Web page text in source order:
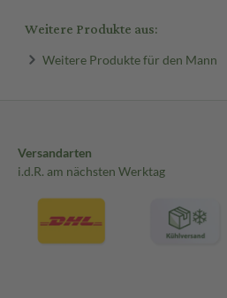
Weitere Produkte aus:
Weitere Produkte für den Mann
Versandarten
i.d.R. am nächsten Werktag